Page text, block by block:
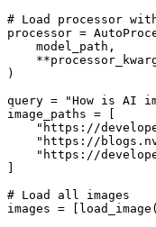
# Load processor
processor =
    model_path,
)
query = "How is AI
image_paths = [
"https://
"https://
"https://
]
# Load all images
images =